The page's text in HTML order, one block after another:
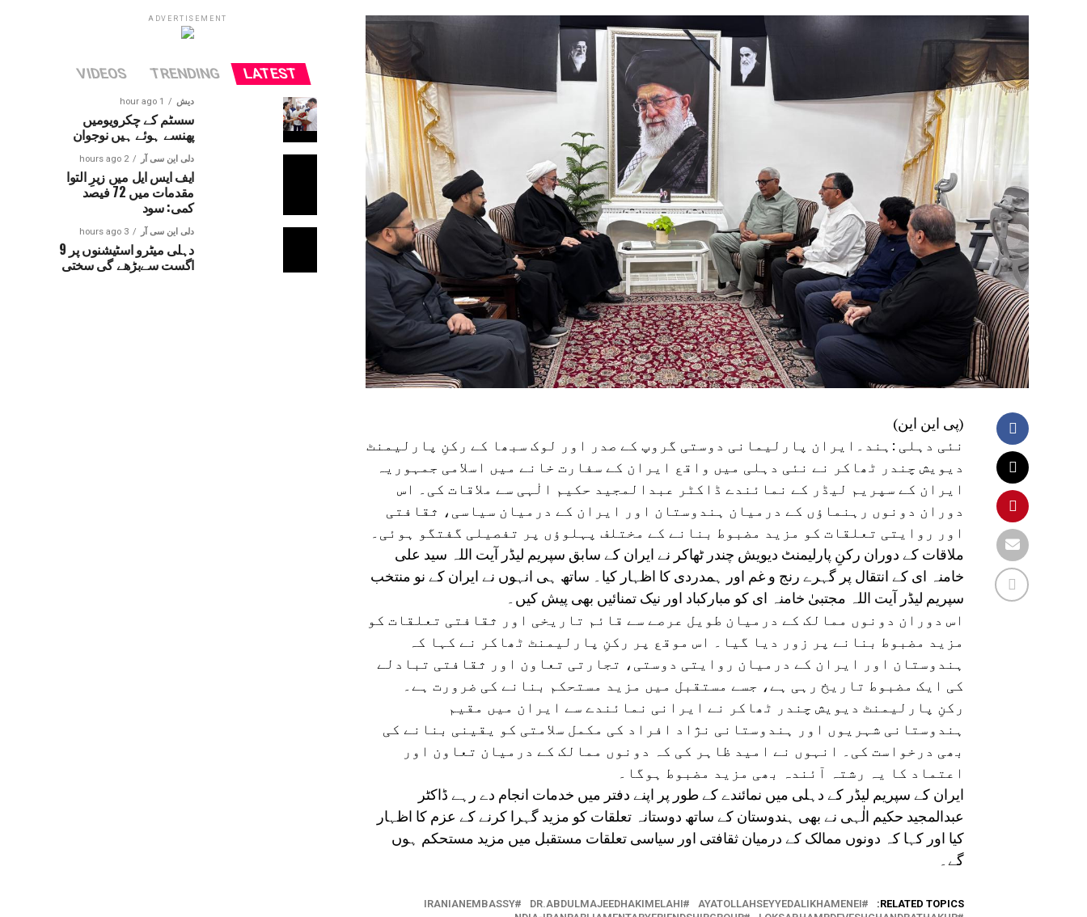
(پی این این)
نئی دہلی :ہند۔ایران پارلیمانی دوستی گروپ کے صدر اور لوک سبھا کے رکنِ پارلیمنٹ
دیویش چندر ٹھاکر نے نئی دہلی میں واقع ایران کے سفارت خانے میں اسلامی جمہوریہ
ایران کے سپریم لیڈر کے نمائندے ڈاکٹر عبدالمجید حکیم الٰہی سے ملاقات کی۔ اس
دوران دونوں رہنماؤں کے درمیان ہندوستان اور ایران کے درمیان سیاسی، ثقافتی
اور روایتی تعلقات کو مزید مضبوط بنانے کے مختلف پہلوؤں پر تفصیلی گفتگو ہوئی۔
ملاقات کے دوران رکنِ پارلیمنٹ دیویش چندر ٹھاکر نے ایران کے سابق سپریم لیڈر آیت اللہ سید علی
خامنہ ای کے انتقال پر گہرے رنج و غم اور ہمدردی کا اظہار کیا۔ ساتھ ہی انہوں نے ایران کے نو منتخب
سپریم لیڈر آیت اللہ مجتبیٰ خامنہ ای کو مبارکباد اور نیک تمنائیں بھی پیش کیں۔
اس دوران دونوں ممالک کے درمیان طویل عرصے سے قائم تاریخی اور ثقافتی تعلقات کو
مزید مضبوط بنانے پر زور دیا گیا۔ اس موقع پر رکنِ پارلیمنٹ ٹھاکر نے کہا کہ
ہندوستان اور ایران کے درمیان روایتی دوستی، تجارتی تعاون اور ثقافتی تبادلے
کی ایک مضبوط تاریخ رہی ہے، جسے مستقبل میں مزید مستحکم بنانے کی ضرورت ہے۔
رکنِ پارلیمنٹ دیویش چندر ٹھاکر نے ایرانی نمائندے سے ایران میں مقیم
ہندوستانی شہریوں اور ہندوستانی نژاد افراد کی مکمل سلامتی کو یقینی بنانے کی
بھی درخواست کی۔ انہوں نے امید ظاہر کی کہ دونوں ممالک کے درمیان تعاون اور
اعتماد کا یہ رشتہ آئندہ بھی مزید مضبوط ہوگا۔
ایران کے سپریم لیڈر کے دہلی میں نمائندے کے طور پر اپنے دفتر میں خدمات انجام دے رہے ڈاکٹر
عبدالمجید حکیم الٰہی نے بھی ہندوستان کے ساتھ دوستانہ تعلقات کو مزید گہرا کرنے کے عزم کا اظہار
کیا اور کہا کہ دونوں ممالک کے درمیان ثقافتی اور سیاسی تعلقات مستقبل میں مزید مستحکم ہوں
گے۔
RELATED TOPICS:
AYATOLLAHSEYYEDALIKHAMENEI
DR.ABDULMAJEEDHAKIMELAHI
IRANIANEMBASSY
ADVERTISEMENT
LATEST
TRENDING
VIDEOS
دیش 1 hour ago
سسٹم کے چکرویومیں
پھنسے ہوئے ہیں نوجوان
دلی این سی آر 2 hours ago
ایف ایس ایل میں زیرِ التوا
مقدمات میں 72 فیصد
کمی: سود
دلی این سی آر 3 hours ago
دہلی میٹرو اسٹیشنوں پر 9
اگست سےبڑھے گی سختی